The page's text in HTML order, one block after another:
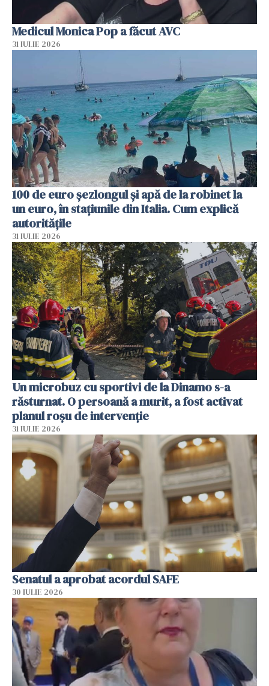
Medicul Monica Pop a făcut AVC
31 IULIE 2026
100 de euro șezlongul și apă de la robinet la
un euro, în stațiunile din Italia. Cum explică
autoritățile
31 IULIE 2026
Un microbuz cu sportivi de la Dinamo s-a
răsturnat. O persoană a murit, a fost activat
planul roșu de intervenție
31 IULIE 2026
Senatul a aprobat acordul SAFE
30 IULIE 2026